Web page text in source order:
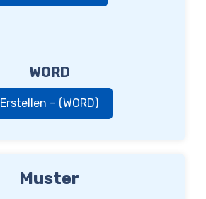
WORD
Erstellen – (WORD)
Muster